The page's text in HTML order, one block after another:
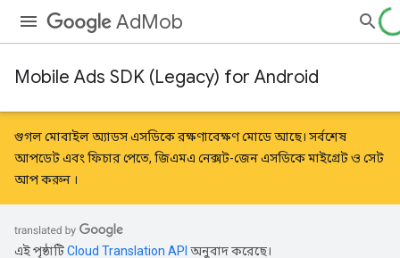
AdMob
Mobile Ads SDK (Legacy) for Android
গুগল মোবাইল অ্যাডস এসডিকে রক্ষণাবেক্ষণ মোডে আছে। সর্বশেষ
আপডেট এবং ফিচার পেতে, জিএমএ নেক্সট-জেন এসডিকেমাইগ্রেটও সেট
আপ করুন ।
এই পৃষ্ঠাটিCloud Translation API অনুবাদ করেছে।